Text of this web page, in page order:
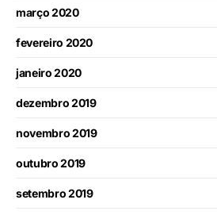
março 2020
fevereiro 2020
janeiro 2020
dezembro 2019
novembro 2019
outubro 2019
setembro 2019